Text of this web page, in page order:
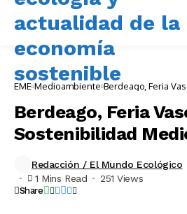
EME Medioambiente Berdeago, Feria
Berdeago, Feria
Sostenibilidad
Redacción / El Mundo Ecológico
1 Mins Read
251 Views
Share